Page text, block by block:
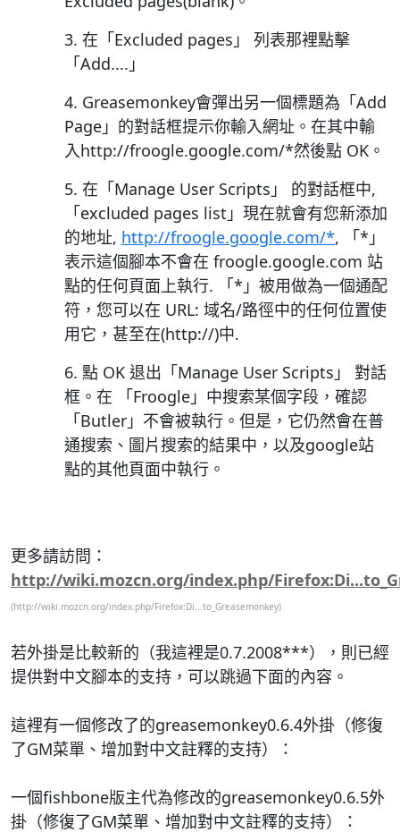
3. 在「Excluded pages」 列表那裡點擊
「Add....」
4. Greasemonkey會彈出另一個標題為「Add
Page」的對話框提示你輸入網址。在其中輸
入http://froogle.google.com/*然後點 OK。
5. 在「Manage User Scripts」 的對話框中,
「excluded pages list」現在就會有您新添加
的地址, http://froogle.google.com/*, 「*」
表示這個腳本不會在 froogle.google.com 站
點的任何頁面上執行. 「*」被用做為一個通配
符，您可以在 URL: 域名/路徑中的任何位置使
用它，甚至在(http://)中.
6. 點 OK 退出「Manage User Scripts」 對話
框。在 「Froogle」中搜索某個字段，確認
「Butler」不會被執行。但是，它仍然會在普
通搜索、圖片搜索的結果中，以及google站
點的其他頁面中執行。
更多請訪問：
http://wiki.mozcn.org/index.php/
(http://wiki.mozcn.org/index.php/Firefox:Di...to_Greasemonkey)
若外掛是比較新的（我這裡是0.7.2008***），則已經
提供對中文腳本的支持，可以跳過下面的內容。
這裡有一個修改了的greasemonkey0.6.4外掛（修復
了GM菜單、增加對中文註釋的支持）：
一個fishbone版主代為修改的greasemonkey0.6.5外
掛（修復了GM菜單、增加對中文註釋的支持）：